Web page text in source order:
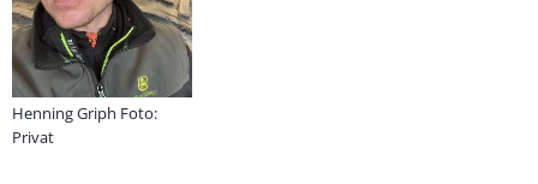
Henning Griph Foto:
Privat